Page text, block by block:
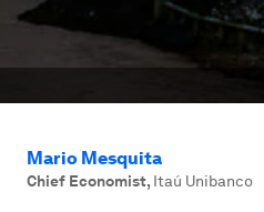
Mario Mesquita
Chief Economist, Itaú Unibanco